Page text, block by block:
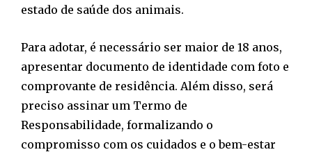
estado de saúde dos animais.
Para adotar, é necessário ser maior de 18 anos,
apresentar documento de identidade com foto e
comprovante de residência. Além disso, será
preciso assinar um Termo de
Responsabilidade, formalizando o
compromisso com os cuidados e o bem-estar